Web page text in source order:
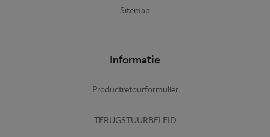
Sitemap
Informatie
Productretourformulier
TERUGSTUURBELEID